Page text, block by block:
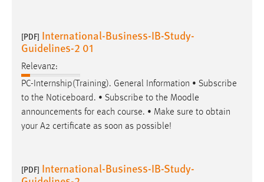
[PDF] International-Business-IB-Study-
Guidelines-2 01
Relevanz:
PC-Internship(Training). General Information • Subscribe
to the Noticeboard. • Subscribe to the Moodle
announcements for each course. • Make sure to obtain
your A2 certificate as soon as possible!
[PDF] International-Business-IB-Study-